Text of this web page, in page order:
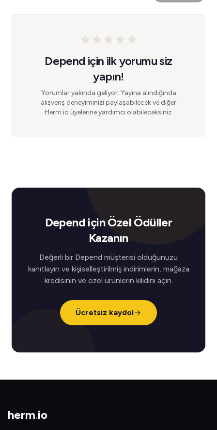
Depend için ilk yorumu siz
yapın!
Yorumlar yakında geliyor. Yayına alındığında
alışveriş deneyiminizi paylaşabilecek ve diğer
Herm.io üyelerine yardımcı olabileceksiniz.
Depend için Özel Ödüller
Kazanın
Değerli bir Depend müşterisi olduğunuzu
kanıtlayın ve kişiselleştirilmiş indirimlerin, mağaza
kredisinin ve özel ürünlerin kilidini açın.
Ücretsiz kaydol
herm.io